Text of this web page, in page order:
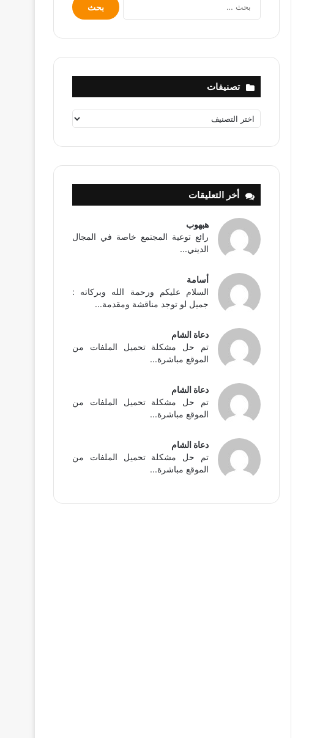
عن:
تصنيفات
تصنيفات
أخر التعليقات
هبهوب
رائع توعية المجتمع خاصة في المجال
الديني...
أسامة
السلام عليكم ورحمة الله وبركاته :
جميل لو توجد مناقشة ومقدمة...
دعاة الشام
تم حل مشكلة تحميل الملفات من
الموقع مباشرة...
دعاة الشام
تم حل مشكلة تحميل الملفات من
الموقع مباشرة...
دعاة الشام
تم حل مشكلة تحميل الملفات من
الموقع مباشرة...